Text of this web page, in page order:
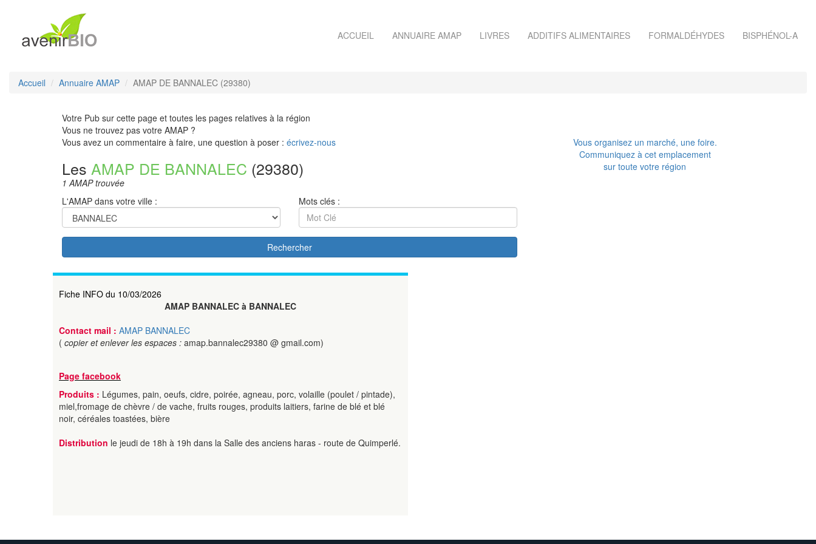
ACCUEIL ANNUAIRE AMAP LIVRES ADDITIFS ALIMENTAIRES FORMALDÉHYDES BISPHÉNOL-A
Accueil Annuaire AMAP AMAP DE BANNALEC (29380)
Votre Pub sur cette page et toutes les pages relatives à la région
Vous ne trouvez pas votre AMAP ?
Vous avez un commentaire à faire, une question à poser : écrivez-nous
Les AMAP DE BANNALEC (29380)
1 AMAP trouvée
L'AMAP dans votre ville :
Mots clés :
Rechercher
Vous organisez un marché, une foire.
Communiquez à cet emplacement
sur toute votre région
Fiche INFO du 10/03/2026
AMAP BANNALEC à BANNALEC
Contact mail : AMAP BANNALEC
( copier et enlever les espaces : amap.bannalec29380 @ gmail.com)
Page facebook
Produits : Légumes, pain, oeufs, cidre, poirée, agneau, porc, volaille (poulet / pintade),
miel,fromage de chèvre / de vache, fruits rouges, produits laitiers, farine de blé et blé
noir, céréales toastées, bière
Distribution le jeudi de 18h à 19h dans la Salle des anciens haras - route de Quimperlé.